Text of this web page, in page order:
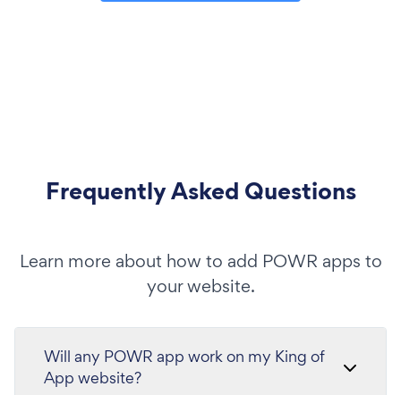
Frequently Asked Questions
Learn more about how to add POWR apps to
your website.
Will any POWR app work on my King of
App website?